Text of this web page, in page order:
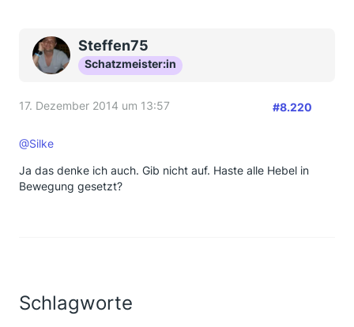
Steffen75
Schatzmeister:in
17. Dezember 2014 um 13:57 #8.220
@Silke
Ja das denke ich auch. Gib nicht auf. Haste alle Hebel in
Bewegung gesetzt?
Schlagworte